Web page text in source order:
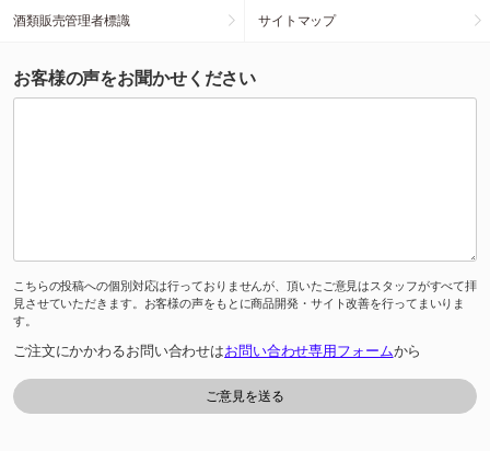
酒類販売管理者標識 サイトマップ
お客様の声をお聞かせください
こちらの投稿への個別対応は行っておりませんが、頂いたご意見はスタッフがすべて拝
見させていただきます。お客様の声をもとに商品開発・サイト改善を行ってまいりま
す。
ご注文にかかわるお問い合わせはお問い合わせ専用フォームから